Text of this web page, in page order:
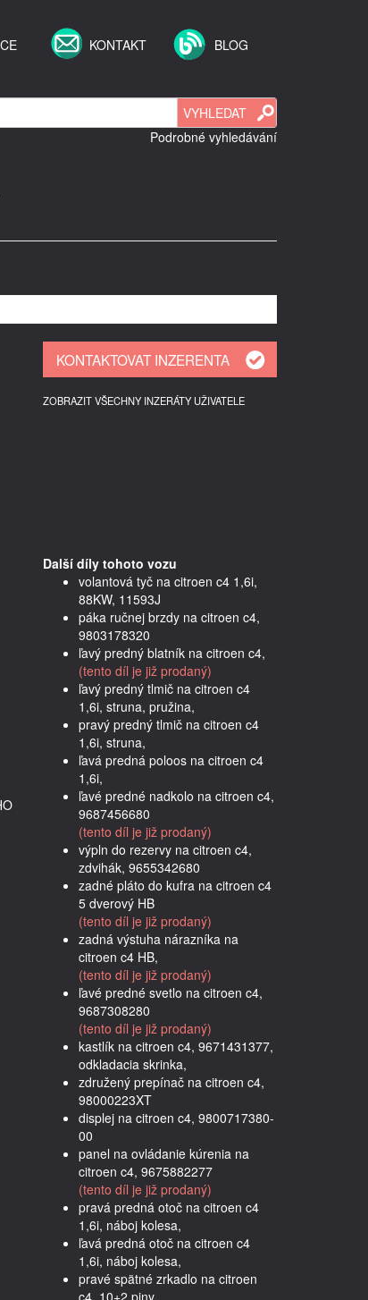
KONTAKT BLOG
Podrobné vyhledávání
ZOBRAZIT VŠECHNY INZERÁTY UŽIVATELE
Další díly tohoto vozu
volantová tyč na citroen c4 1,6i,
88KW, 11593J
páka ručnej brzdy na citroen c4,
9803178320
ľavý predný blatník na citroen c4,
(tento díl je již prodaný)
ľavý predný tlmič na citroen c4
1,6i, struna, pružina,
pravý predný tlmič na citroen c4
1,6i, struna,
ľavá predná poloos na citroen c4
1,6i,
ľavé predné nadkolo na citroen c4,
9687456680
(tento díl je již prodaný)
výpln do rezervy na citroen c4,
zdvihák, 9655342680
zadné pláto do kufra na citroen c4
5 dverový HB
(tento díl je již prodaný)
zadná výstuha nárazníka na
citroen c4 HB,
(tento díl je již prodaný)
ľavé predné svetlo na citroen c4,
9687308280
(tento díl je již prodaný)
kastlík na citroen c4, 9671431377,
odkladacia skrinka,
združený prepínač na citroen c4,
98000223XT
displej na citroen c4, 9800717380-
00
panel na ovládanie kúrenia na
citroen c4, 9675882277
(tento díl je již prodaný)
pravá predná otoč na citroen c4
1,6i, náboj kolesa,
ľavá predná otoč na citroen c4
1,6i, náboj kolesa,
pravé spätné zrkadlo na citroen
c4, 10+2 piny